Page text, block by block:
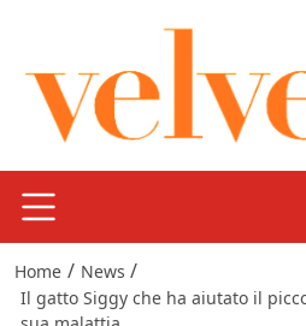
Home / News /
Il gatto Siggy che ha aiutato il